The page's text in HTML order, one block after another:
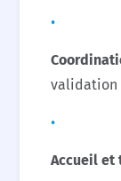
validation
Accueil et